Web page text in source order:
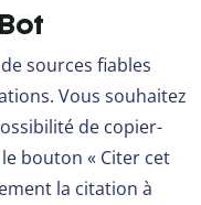
sources fiables
Vous souhaitez
de copier-
bouton « Citer cet
la citation à